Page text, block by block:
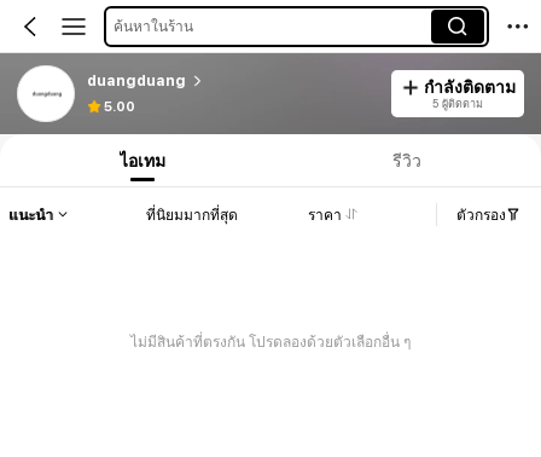
ค้นหาในร้าน
duangduang
5.00
กำลังติดตาม
5 ผู้ติดตาม
ไอเทม รีวิว
แนะนำ ที่นิยมมากที่สุด ราคา ตัวกรอง
ไม่มีสินค้าที่ตรงกัน โปรดลองด้วยตัวเลือกอื่น ๆ